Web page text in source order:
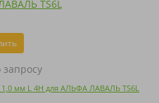
1,0 мм L 4H для АЛЬФА ЛАВАЛЬ TS6L